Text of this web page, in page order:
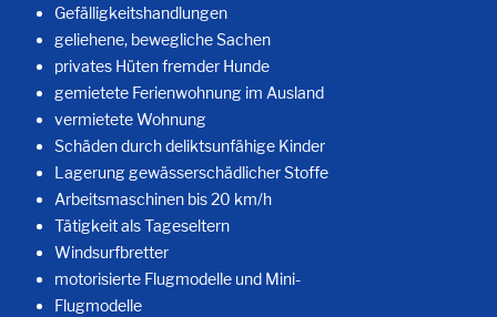
Gefälligkeitshandlungen
geliehene, bewegliche Sachen
privates Hüten fremder Hunde
gemietete Ferienwohnung im Ausland
vermietete Wohnung
Schäden durch deliktsunfähige Kinder
Lagerung gewässerschädlicher Stoffe
Arbeitsmaschinen bis 20 km/h
Tätigkeit als Tageseltern
Windsurfbretter
motorisierte Flugmodelle und Mini-
Flugmodelle